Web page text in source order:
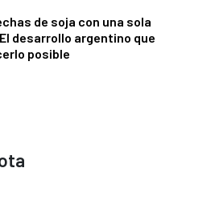
de soja con una sola
desarrollo argentino que
posible